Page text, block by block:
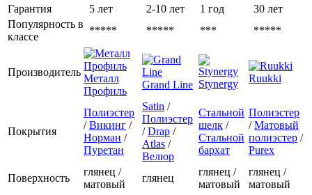
Гарантия
5 лет 2-10 лет 1 год
30 лет
Популярность в
классе
***** ***** *** *****
Производитель
Металл
Профиль
Grand Line Stynergy Ruukki
Покрытия
Полиэстер
/Викинг /
Норман /
Пуретан
Satin /
Полиэстер
/Drap /
Atlas /
Велюр
Стальной
шелк /
Стальной
бархат
Полиэстер
/Матовый
полиэстер /
Purex
Поверхность
глянец /
матовый
глянец
глянец /
матовый
глянец /
матовый